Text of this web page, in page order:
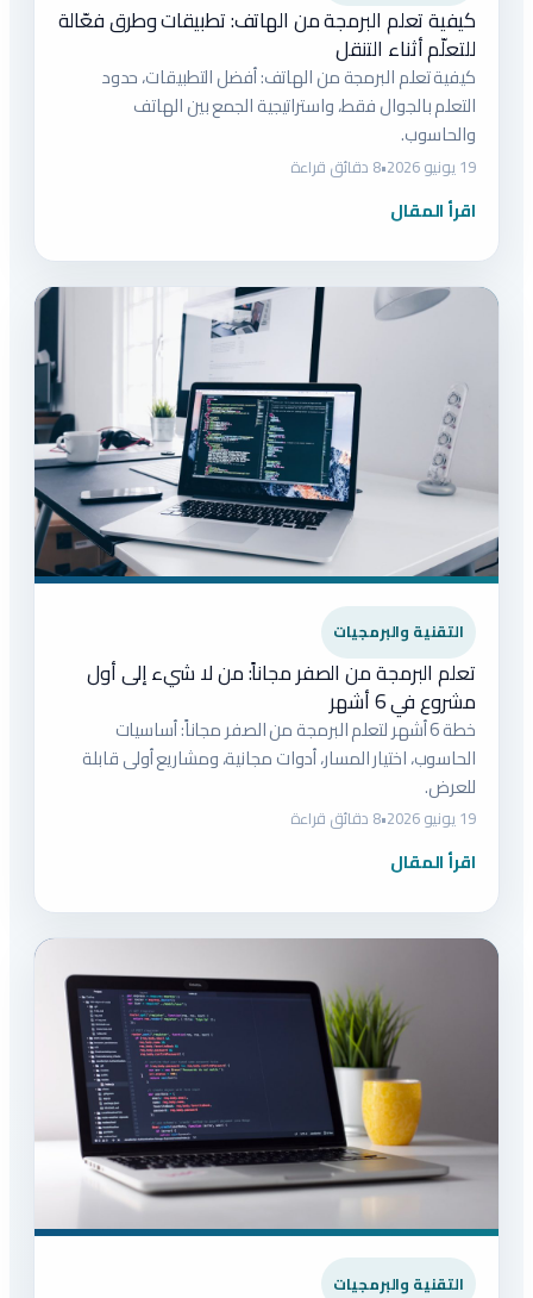
كيفية تعلم البرمجة من الهاتف: تطبيقات وطرق فعّالة
للتعلّم أثناء التنقل
كيفية تعلم البرمجة من الهاتف: أفضل التطبيقات، حدود
التعلم بالجوال فقط، واستراتيجية الجمع بين الهاتف
والحاسوب.
19 يونيو 2026 •8 دقائق قراءة
اقرأ المقال
التقنية والبرمجيات
تعلم البرمجة من الصفر مجاناً: من لا شيء إلى أول
مشروع في 6 أشهر
خطة 6 أشهر لتعلم البرمجة من الصفر مجاناً: أساسيات
الحاسوب، اختيار المسار، أدوات مجانية، ومشاريع أولى قابلة
للعرض.
19 يونيو 2026 •8 دقائق قراءة
اقرأ المقال
التقنية والبرمجيات